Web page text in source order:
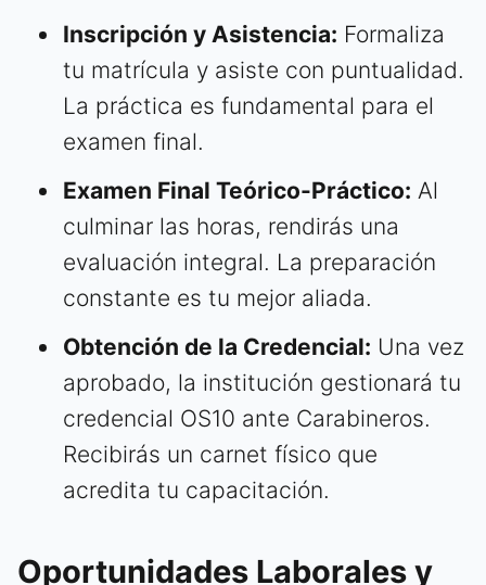
Inscripción y Asistencia: Formaliza
tu matrícula y asiste con puntualidad.
La práctica es fundamental para el
examen final.
Examen Final Teórico-Práctico: Al
culminar las horas, rendirás una
evaluación integral. La preparación
constante es tu mejor aliada.
Obtención de la Credencial: Una vez
aprobado, la institución gestionará tu
credencial OS10 ante Carabineros.
Recibirás un carnet físico que
acredita tu capacitación.
Oportunidades Laborales y